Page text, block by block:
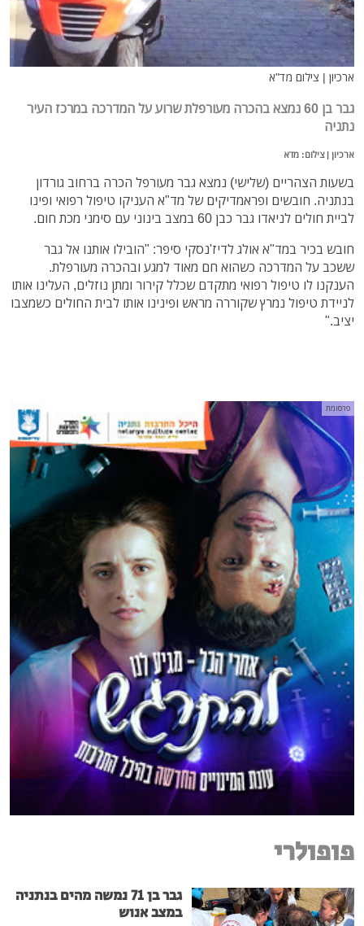
ארכיון | צילום מד"א
גבר בן 60 נמצא בהכרה מעורפלת שרוע על המדרכה במרכז העיר
נתניה
ארכיון | צילום: מדא
בשעות הצהריים (שלישי) נמצא גבר מעורפל הכרה ברחוב גורדון
בנתניה. חובשים ופראמדיקים של מד"א העניקו טיפול רפואי ופינו
לביית חולים לניאדו גבר כבן 60 במצב בינוני עם סימני מכת חום.
חובש בכיר במד"א אולג לדיז'נסקי סיפר: "הובילו אותנו אל גבר
ששכב על המדרכה כשהוא חם מאוד למגע ובהכרה מעורפלת.
הענקנו לו טיפול רפואי מתקדם שכלל קירור ומתן נוזלים, העלינו אותו
לניידת טיפול נמרץ שקוררה מראש ופינינו אותו לבית החולים כשמצבו
יציב."
פרסומת
פופולרי
גבר בן 71 נמשה מהים בנתניה
במצב אנוש